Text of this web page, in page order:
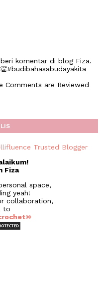
komentar di blog Fiza.
Comments are Reviewed
Fiza
space,
yeah!
collaboration,
to